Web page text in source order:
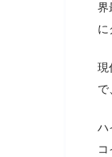
界
に
現
で
ハ